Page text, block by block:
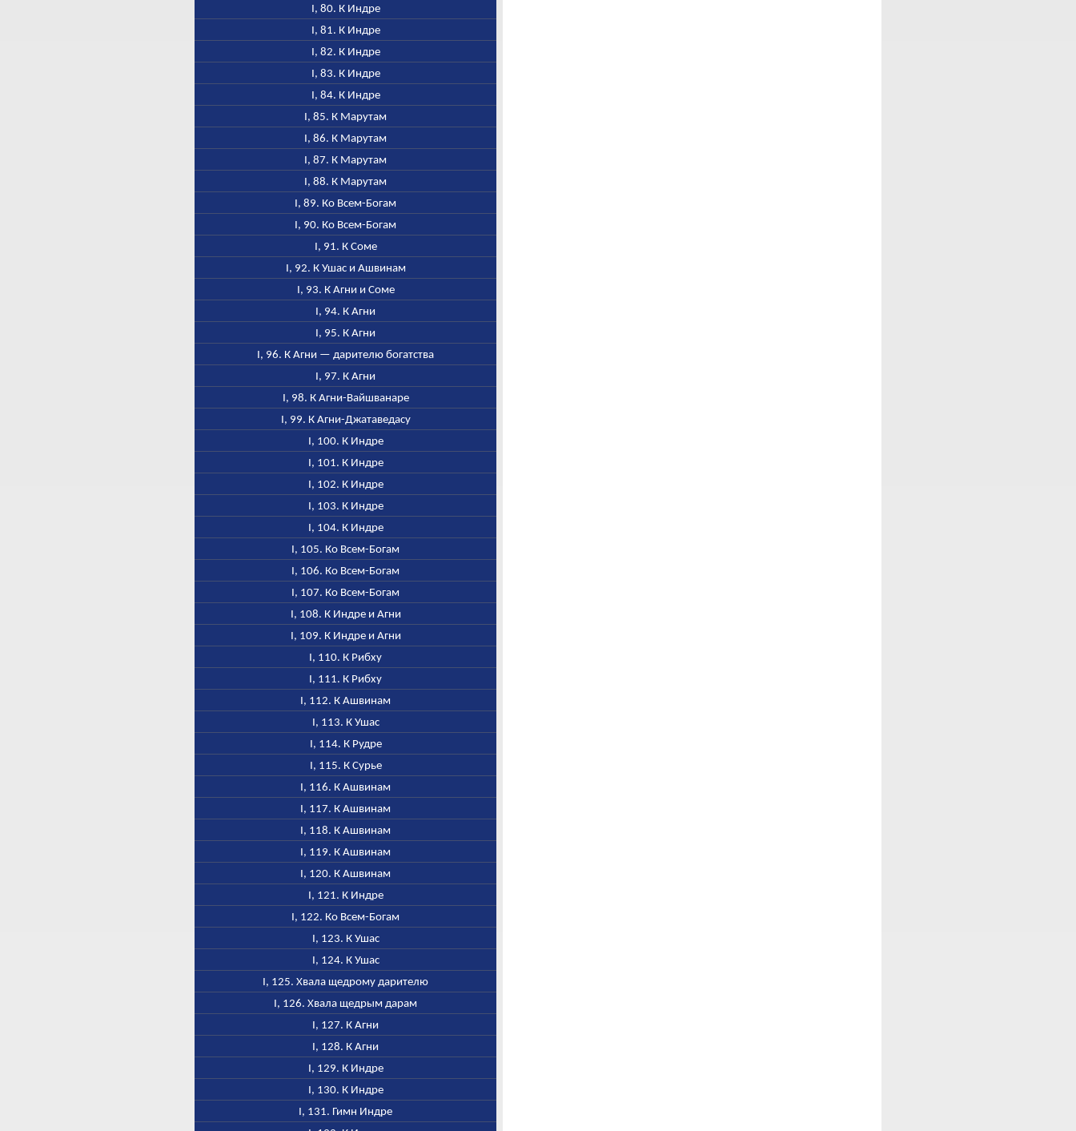
I, 80. К Индре
I, 81. К Индре
I, 82. К Индре
I, 83. К Индре
I, 84. К Индре
I, 85. К Марутам
I, 86. К Марутам
I, 87. К Марутам
I, 88. К Марутам
I, 89. Ко Всем-Богам
I, 90. Ко Всем-Богам
I, 91. К Соме
I, 92. К Ушас и Ашвинам
I, 93. К Агни и Соме
I, 94. К Агни
I, 95. К Агни
I, 96. К Агни — дарителю богатства
I, 97. К Агни
I, 98. К Агни-Вайшванаре
I, 99. К Агни-Джатаведасу
I, 100. К Индре
I, 101. К Индре
I, 102. К Индре
I, 103. К Индре
I, 104. К Индре
I, 105. Ко Всем-Богам
I, 106. Ко Всем-Богам
I, 107. Ко Всем-Богам
I, 108. К Индре и Агни
I, 109. К Индре и Агни
I, 110. К Рибху
I, 111. К Рибху
I, 112. К Ашвинам
I, 113. К Ушас
I, 114. К Рудре
I, 115. К Сурье
I, 116. К Ашвинам
I, 117. К Ашвинам
I, 118. К Ашвинам
I, 119. К Ашвинам
I, 120. К Ашвинам
I, 121. К Индре
I, 122. Ко Всем-Богам
I, 123. К Ушас
I, 124. К Ушас
I, 125. Хвала щедрому дарителю
I, 126. Хвала щедрым дарам
I, 127. К Агни
I, 128. К Агни
I, 129. К Индре
I, 130. К Индре
I, 131. Гимн Индре